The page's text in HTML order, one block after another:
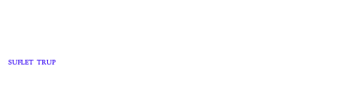
SUFLET TRUP